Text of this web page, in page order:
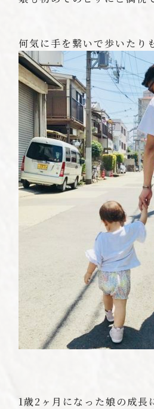
何気に手を繋いで歩いたり
1歳2ヶ月になった娘の成